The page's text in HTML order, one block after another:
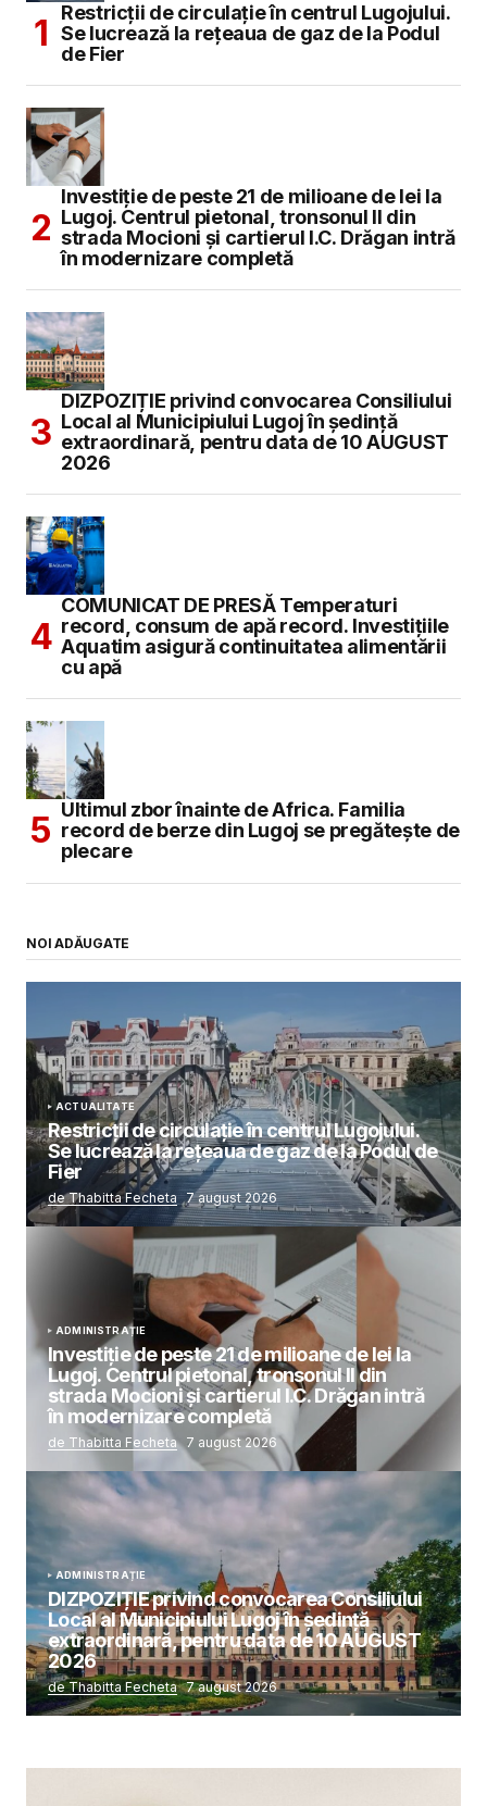
Restricții de circulație în centrul Lugojului.
Se lucrează la rețeaua de gaz de la Podul
de Fier
Investiție de peste 21 de milioane de lei la
Lugoj. Centrul pietonal, tronsonul II din
strada Mocioni și cartierul I.C. Drăgan intră
în modernizare completă
DIZPOZIȚIE privind convocarea Consiliului
Local al Municipiului Lugoj în şedinţă
extraordinară, pentru data de 10 AUGUST
2026
COMUNICAT DE PRESĂ Temperaturi
record, consum de apă record. Investițiile
Aquatim asigură continuitatea alimentării
cu apă
Ultimul zbor înainte de Africa. Familia
record de berze din Lugoj se pregătește de
plecare
NOI ADĂUGATE
ACTUALITATE
Restricții de circulație în centrul Lugojului.
Se lucrează la rețeaua de gaz de la Podul de
Fier
de Thabitta Fecheta 7 august 2026
ADMINISTRAȚIE
Investiție de peste 21 de milioane de lei la
Lugoj. Centrul pietonal, tronsonul II din
strada Mocioni și cartierul I.C. Drăgan intră
în modernizare completă
de Thabitta Fecheta 7 august 2026
ADMINISTRAȚIE
DIZPOZIȚIE privind convocarea Consiliului
Local al Municipiului Lugoj în şedinţă
extraordinară, pentru data de 10 AUGUST
2026
de Thabitta Fecheta 7 august 2026